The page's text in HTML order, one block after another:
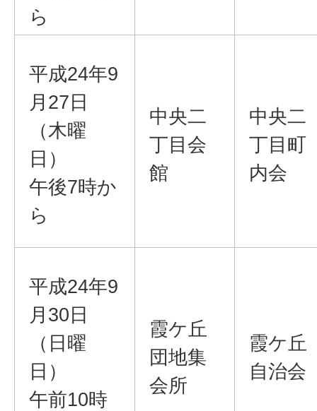
ら
平成24年9
月27日
（木曜
日）
午後7時か
ら
中央二
丁目会
館
中央二
丁目町
内会
平成24年9
月30日
（日曜
日）
午前10時
霞ケ丘
団地集
会所
霞ケ丘
自治会